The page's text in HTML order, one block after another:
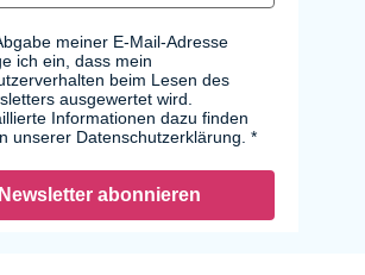
meiner E-Mail-Adresse
ich ein, dass mein
beim Lesen des
ausgewertet wird.
Informationen dazu finden
unserer Datenschutzerklärung.
Newsletter abonnieren